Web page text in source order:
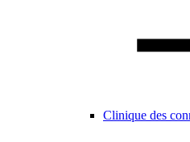
Clinique des